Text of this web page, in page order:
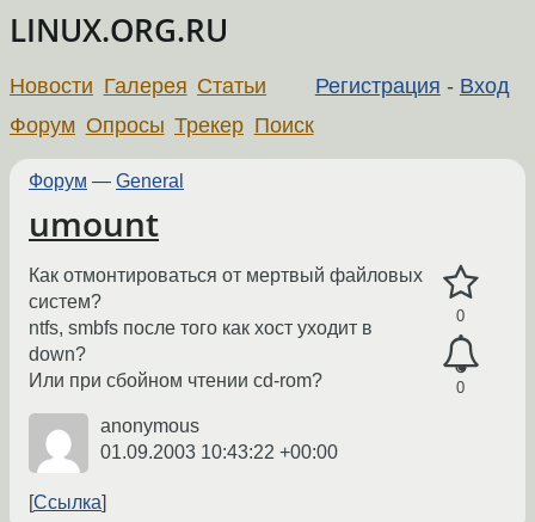
LINUX.ORG.RU
Регистрация - Вход
Новости Галерея Статьи
Форум Опросы Трекер Поиск
Форум — General
umount
0
0
Как отмонтироваться от мертвый файловых
систем?
ntfs, smbfs после того как хост уходит в
down?
Или при сбойном чтении cd-rom?
anonymous
01.09.2003 10:43:22 +00:00
Ссылка